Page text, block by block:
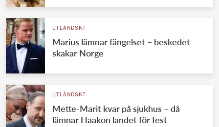
UTLÄNDSKT
Marius lämnar fängelset – beskedet
skakar Norge
UTLÄNDSKT
Mette-Marit kvar på sjukhus – då
lämnar Haakon landet för fest